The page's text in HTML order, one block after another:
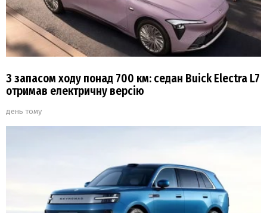
З запасом ходу понад 700 км: седан Buick Electra L7
отримав електричну версію
день тому